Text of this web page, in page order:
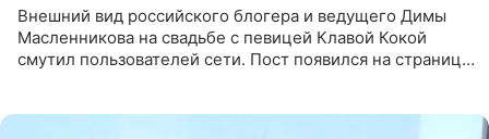
Внешний вид российского блогера и ведущего Димы
Масленникова на свадьбе с певицей Клавой Кокой
смутил пользователей сети. Пост появился на странице